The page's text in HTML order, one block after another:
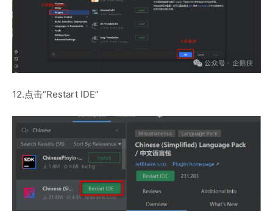
12.点击“Restart IDE”